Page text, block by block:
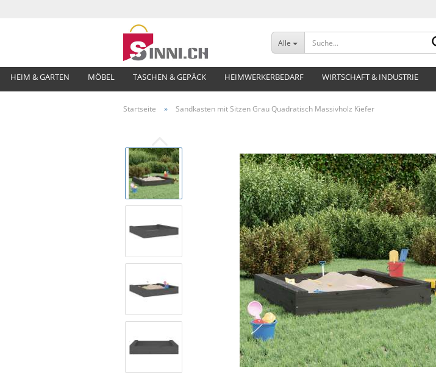
Alle
HEIM & GARTEN MÖBEL TASCHEN & GEPÄCK HEIMWERKERBEDARF WIRTSCHAFT & INDUSTRIE
Startseite »
Sandkasten mit Sitzen Grau Quadratisch Massivholz Kiefer